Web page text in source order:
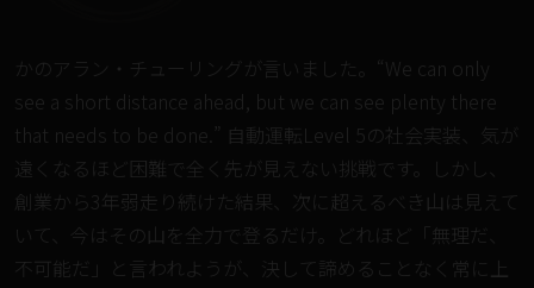
かのアラン・チューリングが言いました。“We can only
see a short distance ahead, but we can see plenty there
that needs to be done.” 自動運転Level 5の社会実装、気が
遠くなるほど困難で全く先が見えない挑戦です。しかし、
創業から3年弱走り続けた結果、次に超えるべき山は見えて
いて、今はその山を全力で登るだけ。どれほど「無理だ、
不可能だ」と言われようが、決して諦めることなく常に上